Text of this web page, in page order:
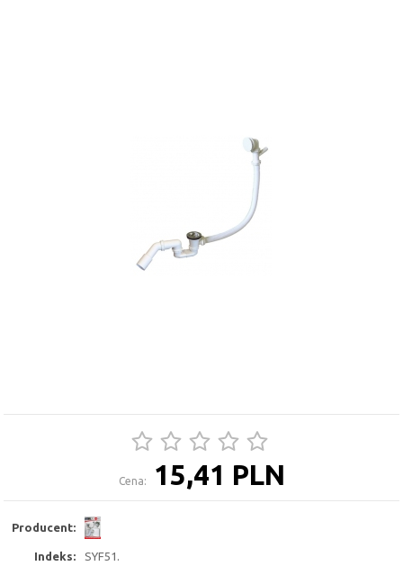
Cena: 15,41 PLN
Producent:
Indeks:
SYF51.